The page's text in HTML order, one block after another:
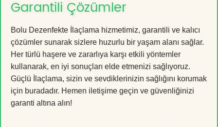
Garantili Çözümler
Bolu Dezenfekte İlaçlama hizmetimiz, garantili ve kalıcı
çözümler sunarak sizlere huzurlu bir yaşam alanı sağlar.
Her türlü haşere ve zararlıya karşı etkili yöntemler
kullanarak, en iyi sonuçları elde etmenizi sağlıyoruz.
Güçlü İlaçlama, sizin ve sevdiklerinizin sağlığını korumak
için buradadır. Hemen iletişime geçin ve güvenliğinizi
garanti altına alın!